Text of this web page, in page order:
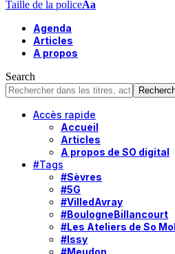
Taille de la policeAa
Agenda
Articles
A propos
Search
Accès rapide
Accueil
Articles
A propos de SO digital
#Tags
#Sèvres
#5G
#VilledAvray
#BoulogneBillancourt
#Les Ateliers de So
#Issy